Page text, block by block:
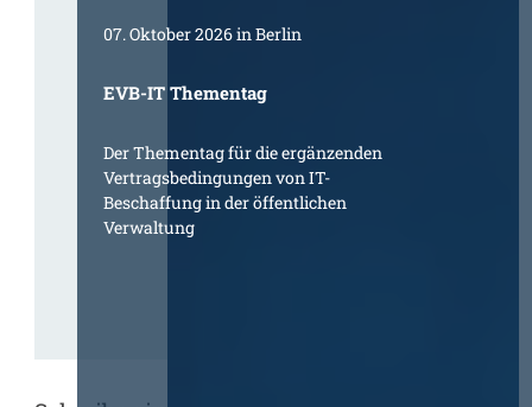
07. Oktober 2026 in Berlin
EVB-IT Thementag
Der Thementag für die ergänzenden
Vertragsbedingungen von IT-
Beschaffung in der öffentlichen
Verwaltung